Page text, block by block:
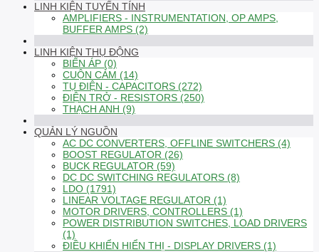
LINH KIỆN TUYẾN TÍNH
AMPLIFIERS - INSTRUMENTATION, OP AMPS,
BUFFER AMPS (2)
LINH KIỆN THỤ ĐỘNG
BIẾN ÁP (0)
CUỘN CẢM (14)
TỤ ĐIỆN - CAPACITORS (272)
ĐIỆN TRỞ - RESISTORS (250)
THẠCH ANH (9)
QUẢN LÝ NGUỒN
AC DC CONVERTERS, OFFLINE SWITCHERS (4)
BOOST REGULATOR (26)
BUCK REGULATOR (59)
DC DC SWITCHING REGULATORS (8)
LDO (1791)
LINEAR VOLTAGE REGULATOR (1)
MOTOR DRIVERS, CONTROLLERS (1)
POWER DISTRIBUTION SWITCHES, LOAD DRIVERS
(1)
ĐIỀU KHIỂN HIỂN THỊ - DISPLAY DRIVERS (1)